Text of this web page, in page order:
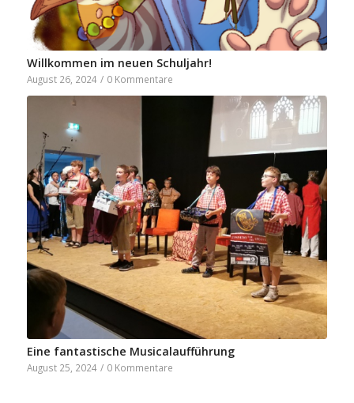
Willkommen im neuen Schuljahr!
August 26, 2024 / 0 Kommentare
Eine fantastische Musicalaufführung
August 25, 2024 / 0 Kommentare